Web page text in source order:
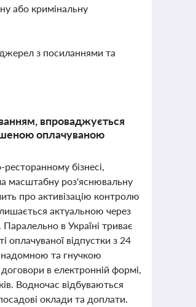
або кримінальну
з посиланнями та
впроваджується
оплачуваною
ресторанному бізнесі,
масштабну роз'яснювальну
про активізацію контролю
актуальною через
в Україні триває
оплачуваної відпустки з 24
надомною та гнучкою
в електронній формі,
Водночас відбуваються
оклади та доплати.